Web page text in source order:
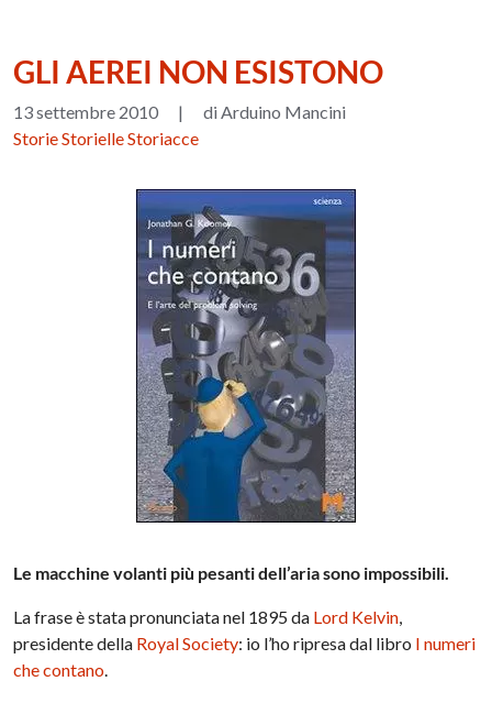
GLI AEREI NON ESISTONO
13 settembre 2010 |
di Arduino Mancini
Storie Storielle Storiacce
Le macchine volanti più pesanti dell’aria sono impossibili.
La frase è stata pronunciata nel 1895 da Lord Kelvin,
presidente della Royal Society: io l’ho ripresa dal libro I numeri
che contano.